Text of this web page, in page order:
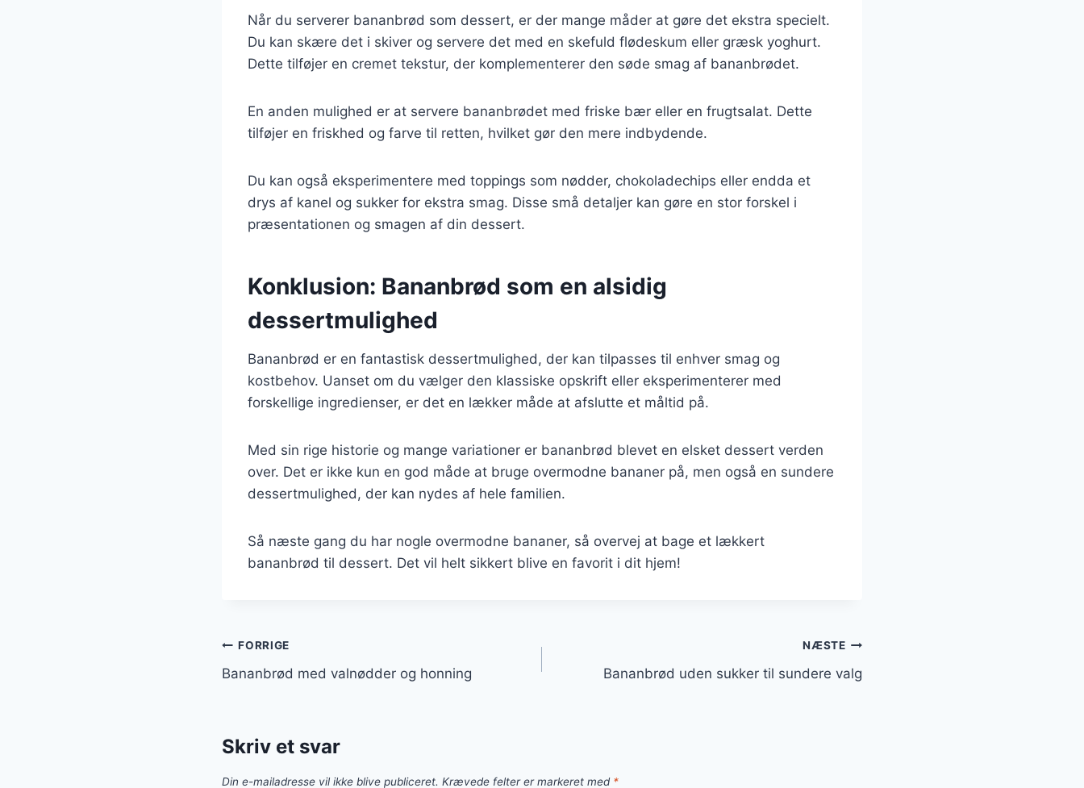
Når du serverer bananbrød som dessert, er der mange måder at gøre det ekstra specielt.
Du kan skære det i skiver og servere det med en skefuld flødeskum eller græsk yoghurt.
Dette tilføjer en cremet tekstur, der komplementerer den søde smag af bananbrødet.
En anden mulighed er at servere bananbrødet med friske bær eller en frugtsalat. Dette
tilføjer en friskhed og farve til retten, hvilket gør den mere indbydende.
Du kan også eksperimentere med toppings som nødder, chokoladechips eller endda et
drys af kanel og sukker for ekstra smag. Disse små detaljer kan gøre en stor forskel i
præsentationen og smagen af din dessert.
Konklusion: Bananbrød som en alsidig
dessertmulighed
Bananbrød er en fantastisk dessertmulighed, der kan tilpasses til enhver smag og
kostbehov. Uanset om du vælger den klassiske opskrift eller eksperimenterer med
forskellige ingredienser, er det en lækker måde at afslutte et måltid på.
Med sin rige historie og mange variationer er bananbrød blevet en elsket dessert verden
over. Det er ikke kun en god måde at bruge overmodne bananer på, men også en sundere
dessertmulighed, der kan nydes af hele familien.
Så næste gang du har nogle overmodne bananer, så overvej at bage et lækkert
bananbrød til dessert. Det vil helt sikkert blive en favorit i dit hjem!
Indlægsnavigation
FORRIGE
Bananbrød med valnødder og honning
NÆSTE
Bananbrød uden sukker til sundere valg
Skriv et svar
Din e-mailadresse vil ikke blive publiceret. Krævede felter er markeret med *